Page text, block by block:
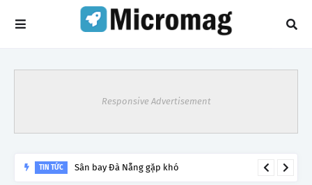
Responsive Advertisement
TIN TỨC Sân bay Đà Nẵng gặp khó